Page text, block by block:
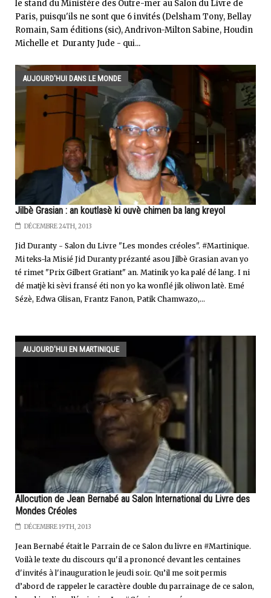
le stand du Ministère des Outre-mer au Salon du Livre de
Paris, puisqu'ils ne sont que 6 invités (Delsham Tony, Bellay
Romain, Sam éditions (sic), Andrivon-Milton Sabine, Houdin
Michelle et Duranty Jude - qui...
AUJOURD'HUI DANS LE MONDE
Jilbè Grasian : an koutlasè ki ouvè chimen ba lang kreyol
DÉCEMBRE 24TH, 2013
Jid Duranty - Salon du Livre "Les mondes créoles". #Martinique.
Mi teks-la Misié Jid Duranty prézanté asou Jilbè Grasian avan yo
té rimet "Prix Gilbert Gratiant" an. Matinik yo ka palé dé lang. I ni
dé matjè ki sèvi fransé éti non yo ka wonflé jik oliwon latè. Emé
Sézè, Edwa Glisan, Frantz Fanon, Patik Chamwazo,...
AUJOURD'HUI EN MARTINIQUE
Allocution de Jean Bernabé au Salon International du Livre des
Mondes Créoles
DÉCEMBRE 19TH, 2013
Jean Bernabé était le Parrain de ce Salon du livre en #Martinique.
Voilà le texte du discours qu'il a prononcé devant les centaines
d'invités à l'inauguration le jeudi soir. Qu’il me soit permis
d’abord de rappeler le caractère double du parrainage de ce salon,